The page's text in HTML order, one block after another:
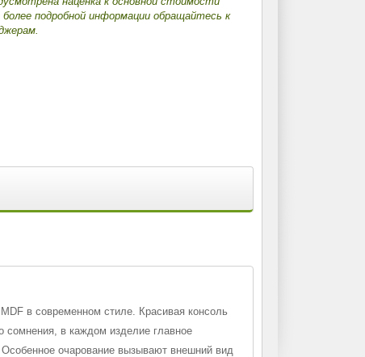
подробной информации обращайтесь к
в современном стиле. Красивая консоль
сомнения, в каждом изделие главное
Особенное очарование вызывают внешний вид